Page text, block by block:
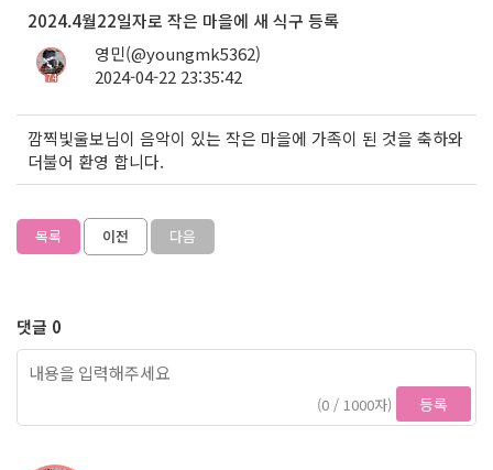
2024.4월22일자로 작은 마을에 새 식구 등록
74
영민(@youngmk5362)
2024-04-22 23:35:42
깜찍빛울보님이 음악이 있는 작은 마을에 가족이 된 것을 축하와
더불어 환영 합니다.
목록 이전 다음
댓글 0
(0 / 1000자) 등록